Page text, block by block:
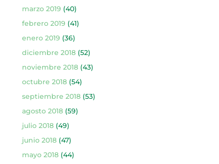
marzo 2019 (40)
febrero 2019 (41)
enero 2019 (36)
diciembre 2018(52)
noviembre 2018(43)
octubre 2018(54)
septiembre 2018(53)
agosto 2018(59)
julio 2018(49)
junio 2018(47)
mayo 2018(44)